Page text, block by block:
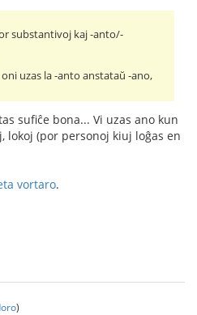
substantivoj kaj -anto/-
uzas la -anto anstataŭ -ano,
sufiĉe bona... Vi uzas ano kun
lokoj (por personoj kiuj loĝas en
vortaro.
)